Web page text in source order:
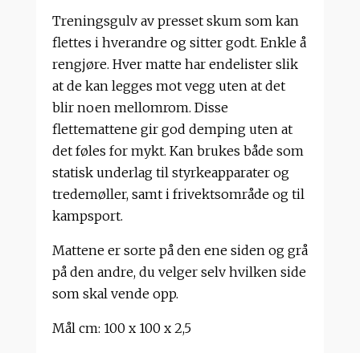
Treningsgulv av presset skum som kan
flettes i hverandre og sitter godt. Enkle å
rengjøre. Hver matte har endelister slik
at de kan legges mot vegg uten at det
blir noen mellomrom. Disse
flettemattene gir god demping uten at
det føles for mykt. Kan brukes både som
statisk underlag til styrkeapparater og
tredemøller, samt i frivektsområde og til
kampsport.
Mattene er sorte på den ene siden og grå
på den andre, du velger selv hvilken side
som skal vende opp.
Mål cm: 100 x 100 x 2,5